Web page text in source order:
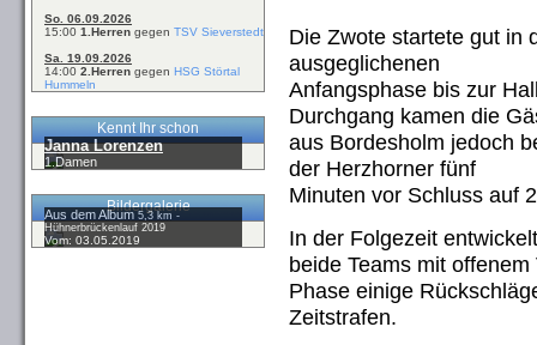
So. 06.09.2026
15:00 1.Herren gegen TSV Sieverstedt
Sa. 19.09.2026
14:00 2.Herren gegen HSG Störtal
Hummeln
Kennt Ihr schon
Janna Lorenzen
1.Damen
Bildergalerie
Aus dem Album5,3 km -
Hühnerbrückenlauf 2019
Vom: 03.05.2019
Die Zwote startete gut in
ausgeglichenen
Anfangsphase bis zur
Durchgang kamen die
aus Bordesholm jedoch
der Herzhorner fünf
Minuten vor Schluss auf
In der Folgezeit
beide Teams mit
Phase einige
Zeitstrafen.